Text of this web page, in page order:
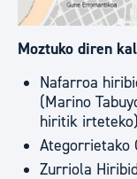
Moztuko diren
Nafarroa
(Marino
hiritik irteteko)
Ategorrietako
Zurriola